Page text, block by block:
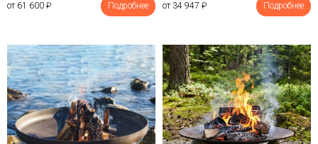
от 61 600 ₽ Подробнее от 34 947 ₽ Подробнее